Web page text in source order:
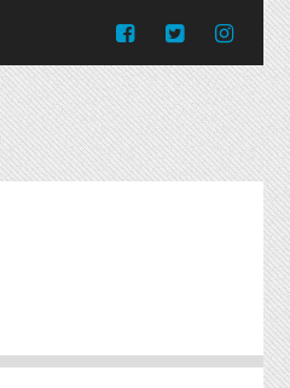
Portugal
Ukraine
République tchèque
Russie
Slovaquie
Slovénie